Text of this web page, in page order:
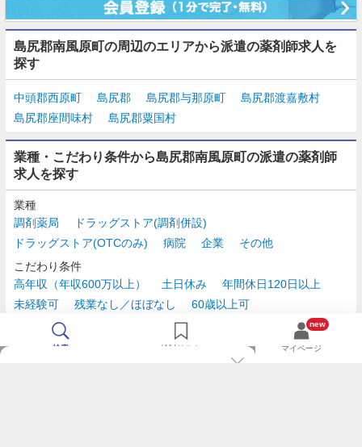
島尻郡南風原町の周辺のエリアから派遣の薬剤師求人を
探す
中頭郡西原町 島尻郡 島尻郡与那原町
島尻郡渡嘉敷村
島尻郡座間味村
島尻郡粟国村
業種・こだわり条件から島尻郡南風原町の派遣の薬剤師
求人を探す
業種
調剤薬局
ドラッグストア(調剤併設)
ドラッグストア(OTCのみ)
病院 企業
その他
こだわり条件
高年収（年収600万以上）
土日休み
年間休日120日以上
未経験可
残業なし／ほぼなし
60歳以上可
時給2,500円以上
検索 検討リスト
new
マイページ